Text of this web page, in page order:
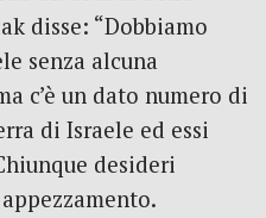
disse: “Dobbiamo
senza alcuna
c’è un dato numero di
di Israele ed essi
desideri